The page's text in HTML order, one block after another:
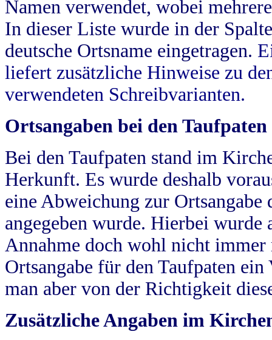
Namen verwendet, wobei
In dieser Liste wurde in der
deutsche Ortsname eingetragen.
liefert zusätzliche Hinweise zu
verwendeten Schreibvarianten.
Ortsangaben bei den Taufpaten
Bei den Taufpaten stand im
Herkunft. Es wurde deshalb
eine Abweichung zur
angegeben wurde. Hierbei wurde
Annahme doch wohl nicht
Ortsangabe für den Taufpaten
man aber von der Richtigkeit
Zusätzliche Angaben im